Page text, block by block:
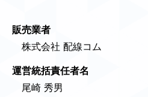
販売業者
株式会社 配線コム
運営統括責任者名
尾崎 秀男